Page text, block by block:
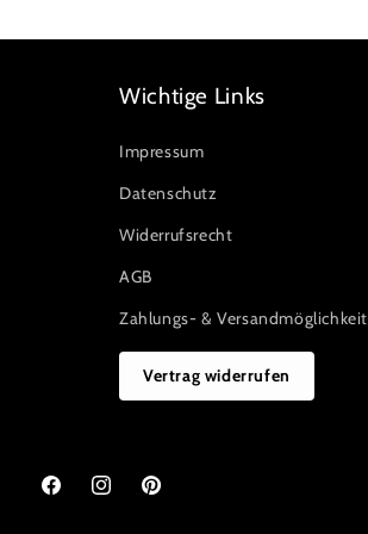
Wichtige Links
Impressum
Datenschutz
Widerrufsrecht
AGB
Zahlungs- &
Vertrag widerrufen
FacebookInstagramPinterest